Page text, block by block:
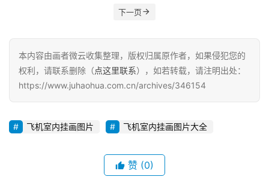
下一页
本内容由画者微云收集整理，版权归属原作者，如果侵犯您的
权利，请联系删除（点这里联系），如若转载，请注明出处：
https://www.juhaohua.com.cn/archives/346154
飞机室内挂画图片 飞机室内挂画图片大全
赞 (0)